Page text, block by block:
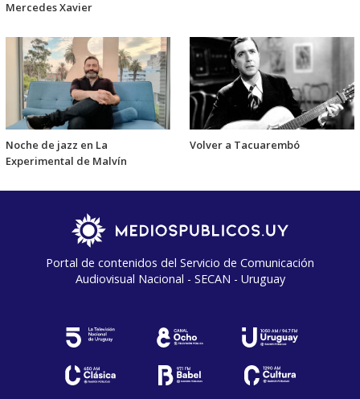
Mercedes Xavier
Noche de jazz en La
Experimental de Malvín
Volver a Tacuarembó
Portal de contenidos del Servicio de Comunicación
Audiovisual Nacional - SECAN - Uruguay